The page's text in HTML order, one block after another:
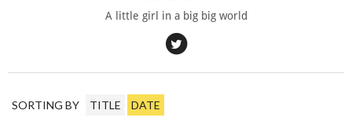
A little girl in a big big world
SORTING BY TITLE DATE